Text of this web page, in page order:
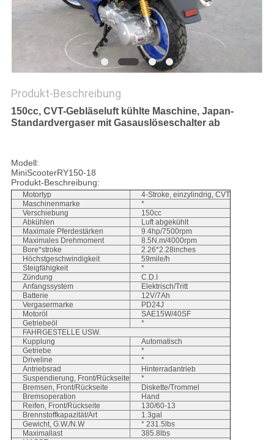
Produkt-Beschreibung
150cc, CVT-Gebläseluft kühlte Maschine, Japan-
Standardvergaser mit Gasauslöseschalter ab
Modell:
MiniScooterRY150-18
Produkt-Beschreibung:
Motortyp
4-Stroke, einzylindrig, CVT
Maschinenmarke
*
Verschiebung
150cc
Abkühlen
Luft abgekühlt
Maximale Pferdestärken
9.4hp/7500rpm
Maximales Drehmoment
8.5N.m/4000rpm
Bore*stroke
2.26*2.28inches
Höchstgeschwindigkeit
59mile/h
Steigfähigkeit
*
Zündung
C.D.I
Anfangssystem
Elektrisch/Tritt
Batterie
12V/7Ah
Vergasermarke
PD24J
Motoröl
SAE15W/40SF
Getriebeöl
*
FAHRGESTELLE USW.
Kupplung
Automatisch
Getriebe
*
Driveline
*
Antriebsrad
Hinterradantrieb
Suspendierung, Front/Rückseite
*
Bremsen, Front/Rückseite
Diskette/Trommel
Bremsoperation
Hand
Reifen, Front/Rückseite
130/60-13
Brennstoffkapazität/Art
1.3gal
Gewicht, G.W./N.W
* 231.5lbs
Maximallast
385.8lbs